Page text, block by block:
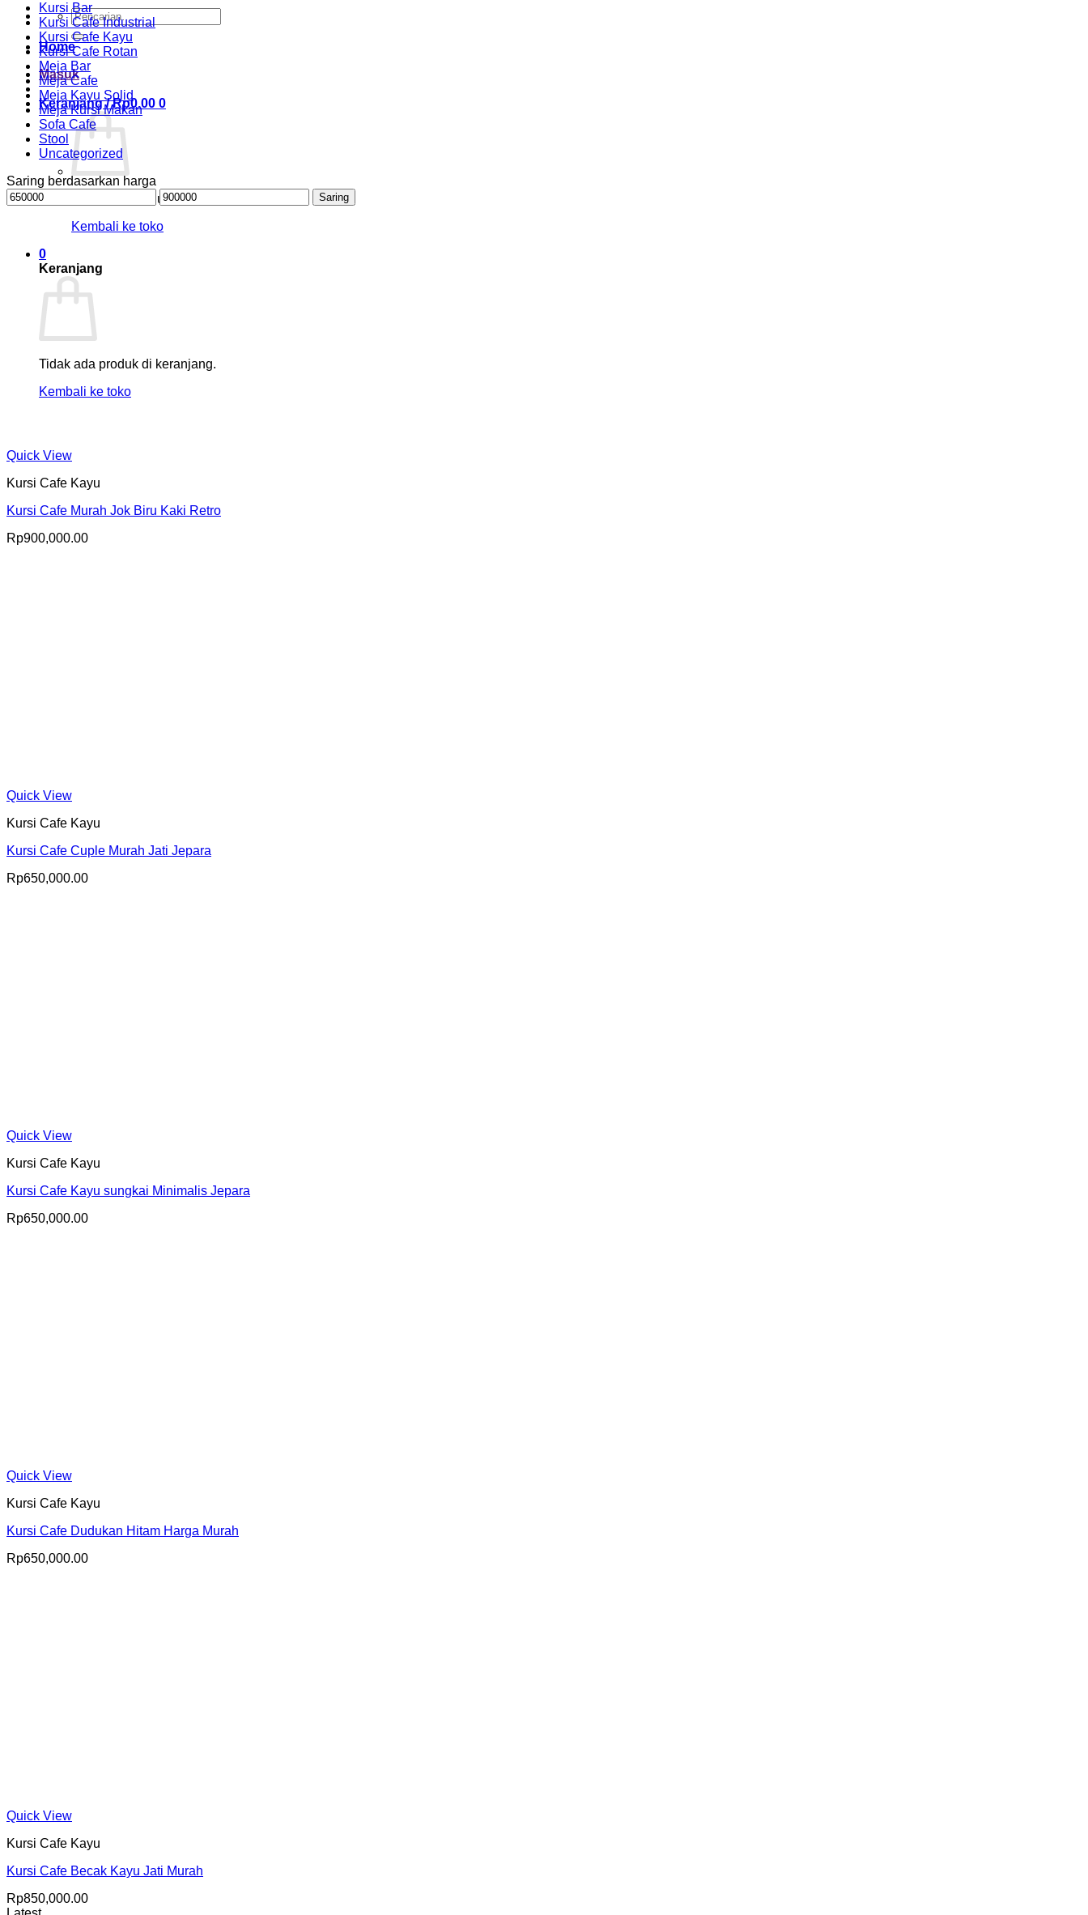
Pencarian
untuk:
Home
Masuk
Keranjang /Rp0.00 0
Tidak ada produk di keranjang.
Kembali ke toko
0
Keranjang
Tidak ada produk di keranjang.
Kembali ke toko
Kursi Bar
Kursi Cafe Industrial
Kursi Cafe Kayu
Kursi Cafe Rotan
Meja Bar
Meja Cafe
Meja Kayu Solid
Meja Kursi Makan
Sofa Cafe
Stool
Uncategorized
Saring berdasarkan harga
Harga
terendah
Harga
tertinggi
Saring
Quick View
Kursi Cafe Kayu
Kursi Cafe Murah Jok Biru Kaki Retro
Rp900,000.00
Quick View
Kursi Cafe Kayu
Kursi Cafe Cuple Murah Jati Jepara
Rp650,000.00
Quick View
Kursi Cafe Kayu
Kursi Cafe Kayu sungkai Minimalis Jepara
Rp650,000.00
Quick View
Kursi Cafe Kayu
Kursi Cafe Dudukan Hitam Harga Murah
Rp650,000.00
Quick View
Kursi Cafe Kayu
Kursi Cafe Becak Kayu Jati Murah
Rp850,000.00